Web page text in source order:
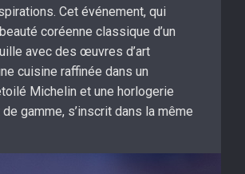
Cet événement, qui
coréenne classique d’un
avec des œuvres d’art
cuisine raffinée dans un
Michelin et une horlogerie
gamme, s’inscrit dans la même